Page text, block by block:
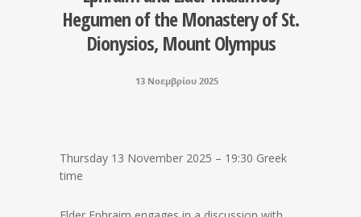
Hegumen of the Monastery of St.
Dionysios, Mount Olympus
13 Νοεμβρίου 2025
Thursday 13 November 2025 – 19:30 Greek
time